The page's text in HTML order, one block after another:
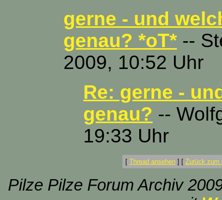
gerne - und
genau? *oT* --
2009, 10:52 Uhr
Re: gerne -
genau? --
19:33 Uhr
[ Thread ansehen ] [ Zurück zum
Pilze Pilze Forum Archiv